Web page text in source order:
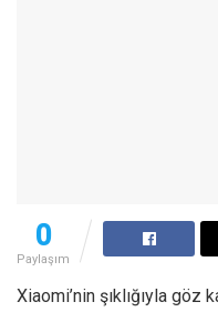
0
Paylaşım
Xiaomi’nin şıklığıyla göz